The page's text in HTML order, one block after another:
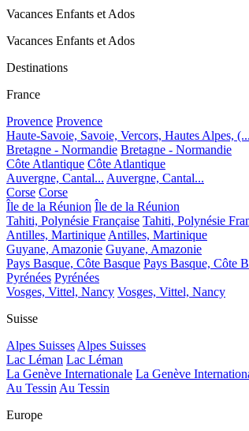
Vacances Enfants et Ados
Vacances Enfants et Ados
Destinations
France
Provence Provence
Haute-Savoie, Savoie, Vercors, Hautes Alpes,
Bretagne - Normandie Bretagne - Normandie
Côte Atlantique Côte Atlantique
Auvergne, Cantal... Auvergne, Cantal...
Corse Corse
Île de la Réunion Île de la Réunion
Tahiti, Polynésie Française Tahiti, Polynésie
Antilles, Martinique Antilles, Martinique
Guyane, Amazonie Guyane, Amazonie
Pays Basque, Côte Basque Pays Basque, Côte
Pyrénées Pyrénées
Vosges, Vittel, Nancy Vosges, Vittel, Nancy
Suisse
Alpes Suisses Alpes Suisses
Lac Léman Lac Léman
La Genève Internationale La Genève
Au Tessin Au Tessin
Europe